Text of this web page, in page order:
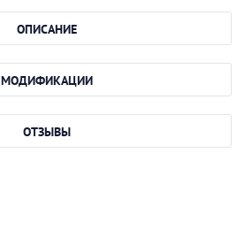
ОПИСАНИЕ
МОДИФИКАЦИИ
ОТЗЫВЫ